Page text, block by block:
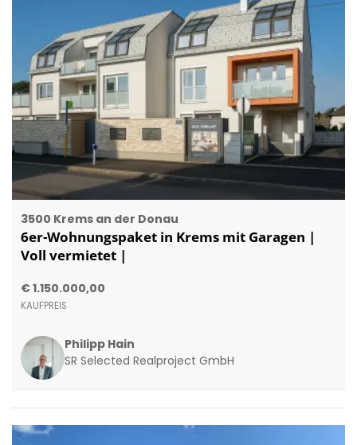
3500 Krems an der Donau
6er-Wohnungspaket in Krems mit Garagen |
Voll vermietet |
€ 1.150.000,00
KAUFPREIS
Philipp Hain
SR Selected Realproject GmbH